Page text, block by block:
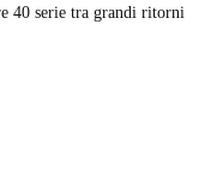
40 serie tra grandi ritorni